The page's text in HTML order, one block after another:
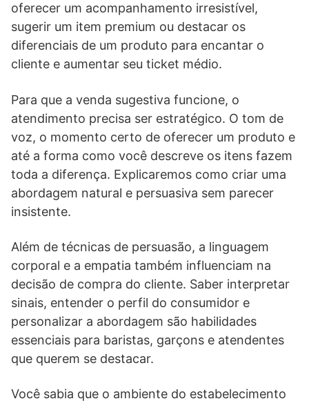
oferecer um acompanhamento irresistível,
sugerir um item premium ou destacar os
diferenciais de um produto para encantar o
cliente e aumentar seu ticket médio.
Para que a venda sugestiva funcione, o
atendimento precisa ser estratégico. O tom de
voz, o momento certo de oferecer um produto e
até a forma como você descreve os itens fazem
toda a diferença. Explicaremos como criar uma
abordagem natural e persuasiva sem parecer
insistente.
Além de técnicas de persuasão, a linguagem
corporal e a empatia também influenciam na
decisão de compra do cliente. Saber interpretar
sinais, entender o perfil do consumidor e
personalizar a abordagem são habilidades
essenciais para baristas, garçons e atendentes
que querem se destacar.
Você sabia que o ambiente do estabelecimento